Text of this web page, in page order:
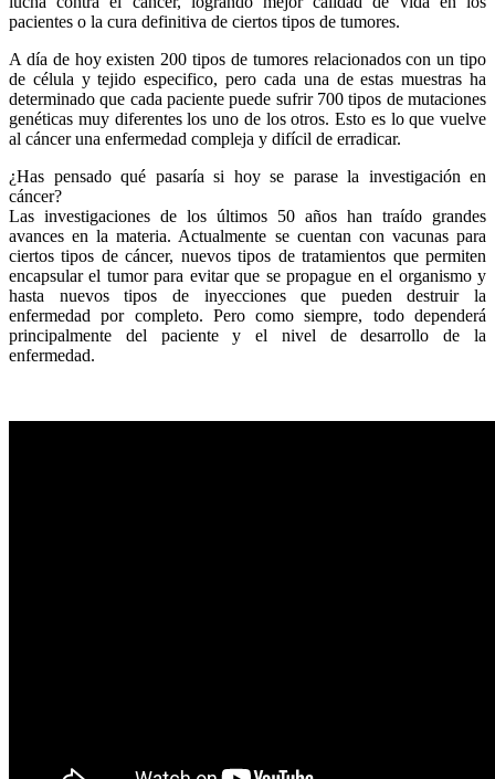
pacientes o la cura definitiva de ciertos tipos de tumores.
A día de hoy existen 200 tipos de tumores relacionados con un tipo
de célula y tejido especifico, pero cada una de estas muestras ha
determinado que cada paciente puede sufrir 700 tipos de mutaciones
genéticas muy diferentes los uno de los otros. Esto es lo que vuelve
al cáncer una enfermedad compleja y difícil de erradicar.
¿Has pensado qué pasaría si hoy se parase la investigación en
cáncer?
Las investigaciones de los últimos 50 años han traído grandes
avances en la materia. Actualmente se cuentan con vacunas para
ciertos tipos de cáncer, nuevos tipos de tratamientos que permiten
encapsular el tumor para evitar que se propague en el organismo y
hasta nuevos tipos de inyecciones que pueden destruir la
enfermedad por completo. Pero como siempre, todo dependerá
principalmente del paciente y el nivel de desarrollo de la
enfermedad.